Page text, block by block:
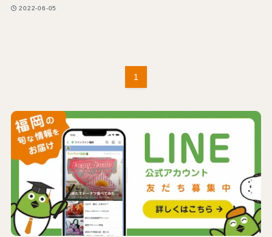
2022-06-05
1